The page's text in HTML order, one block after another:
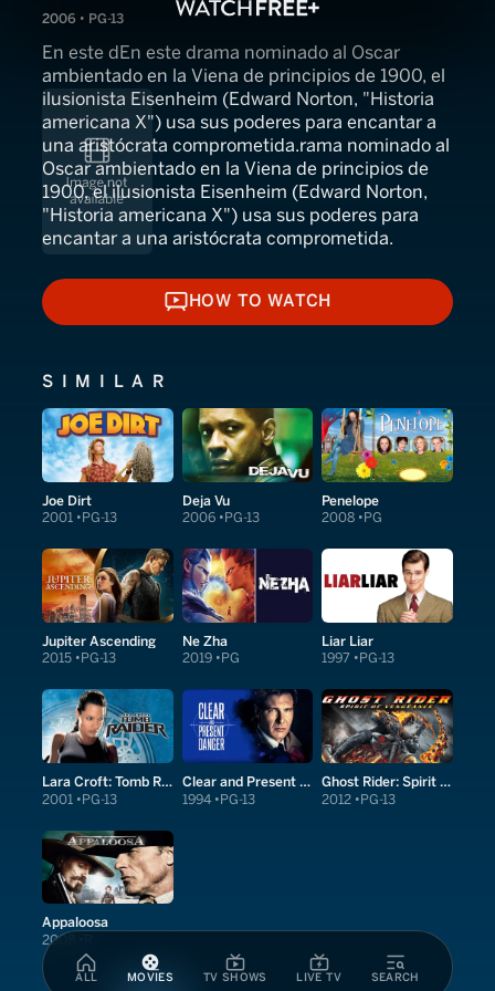
ALL MOVIES TV SHOWS LIVE TV SEARCH
2006 • PG-13
En este dEn este drama nominado al Oscar
ambientado en la Viena de principios de 1900, el
ilusionista Eisenheim (Edward Norton, "Historia
americana X") usa sus poderes para encantar a
una aristócrata comprometida.rama nominado al
Oscar ambientado en la Viena de principios de
1900, el ilusionista Eisenheim (Edward Norton,
"Historia americana X") usa sus poderes para
encantar a una aristócrata comprometida.
HOW TO WATCH
HOW TO WATCH
SIMILAR
Joe Dirt
2001 PG-13
Deja Vu
2006 PG-13
Penelope
2008 PG
Jupiter Ascending
2015 PG-13
Ne Zha
2019 PG
Liar Liar
1997 PG-13
Lara Croft: Tomb Raider
2001 PG-13
Clear and Present Danger
1994 PG-13
Ghost Rider: Spirit of Vengeance
2012 PG-13
Appaloosa
2008